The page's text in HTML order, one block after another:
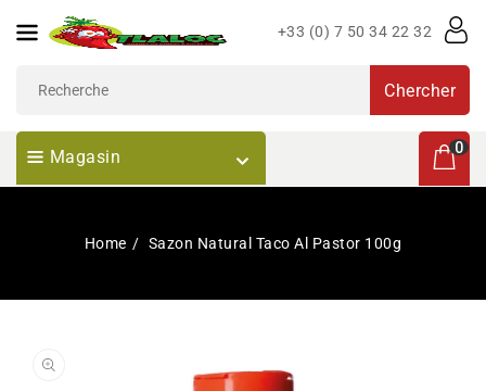
Au
+33 (0) 7 50 34 22 32
Chercher
Magasin 0
0
Home Sazon Natural Taco Al Pastor 100g